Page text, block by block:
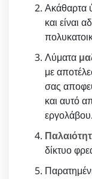
Ακάθαρτα
και είναι
Λύματα
με
σας
και αυτό
εργολάβου.
δίκτυο